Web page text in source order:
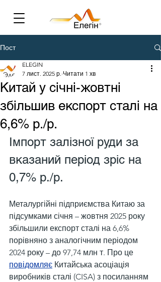
Пост
Китай у січні-жовтні
збільшив експорт сталі на
6,6% р./р.
ELEGIN
7 лист. 2025 р. Читати 1 хв
Імпорт залізної руди за
вказаний період зріс на
0,7% р./р.
Металургійні підприємства Китаю за
підсумками січня – жовтня 2025 року
збільшили експорт сталі на 6,6%
порівняно з аналогічним періодом
2024 року – до 97,74 млн т. Про це
повідомляє Китайська асоціація
виробників сталі (CISA) з посиланням